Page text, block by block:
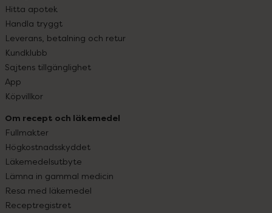
Hitta apotek
Handla tryggt
Leverans, betalning och retur
Kundklubb
Sajtens tillgänglighet
App
Köpvillkor
Om recept och läkemedel
Fullmakter
Högkostnadsskyddet
Läkemedelsutbyte
Lämna in gammal medicin
Resa med läkemedel
Receptregistret